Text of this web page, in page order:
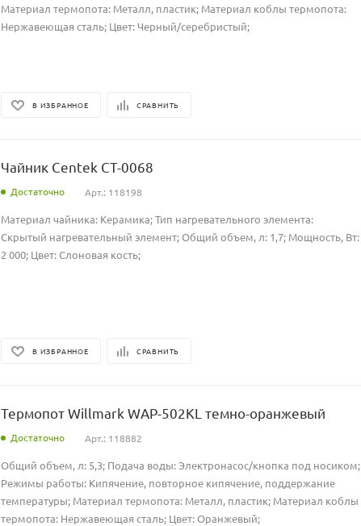
Материал термопота: Металл, пластик; Материал коблы термопота:
Нержавеющая сталь; Цвет: Черный/серебристый;
В ИЗБРАННОЕ СРАВНИТЬ
Чайник Centek CT-0068
Достаточно Арт.: 118198
Материал чайника: Керамика; Тип нагревательного элемента:
Скрытый нагревательный элемент; Общий объем, л: 1,7; Мощность, Вт:
2 000; Цвет: Слоновая кость;
В ИЗБРАННОЕ СРАВНИТЬ
Термопот Willmark WAP-502KL темно-оранжевый
Достаточно Арт.: 118882
Общий объем, л: 5,3; Подача воды: Электронасос/кнопка под носиком;
Режимы работы: Кипячение, повторное кипячение, поддержание
температуры; Материал термопота: Металл, пластик; Материал коблы
термопота: Нержавеющая сталь; Цвет: Оранжевый;